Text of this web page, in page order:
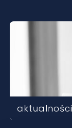
aktualności